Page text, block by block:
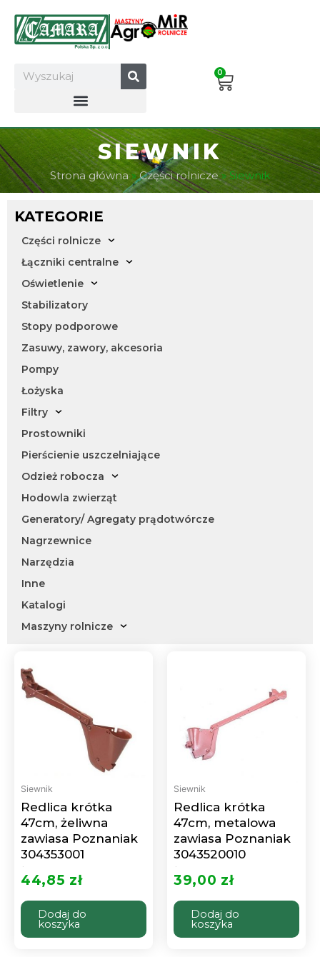
content
Search 0 Cart
SIEWNIK
Strona główna»Części rolnicze»Siewnik
KATEGORIE
Części rolnicze
Łączniki centralne
Oświetlenie
Stabilizatory
Stopy podporowe
Zasuwy, zawory, akcesoria
Pompy
Łożyska
Filtry
Prostowniki
Pierścienie uszczelniające
Odzież robocza
Hodowla zwierząt
Generatory/ Agregaty prądotwórcze
Nagrzewnice
Narzędzia
Inne
Katalogi
Maszyny rolnicze
Siewnik
Redlica krótka
47cm, żeliwna
zawiasa Poznaniak
304353001
na
544,85 zł
Dodaj do
koszyka
Siewnik
Redlica krótka
47cm, metalowa
zawiasa Poznaniak
3043520010
na
539,00 zł
Dodaj do
koszyka